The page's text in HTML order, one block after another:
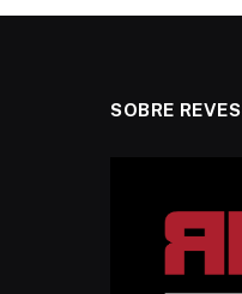
SOBRE REVES